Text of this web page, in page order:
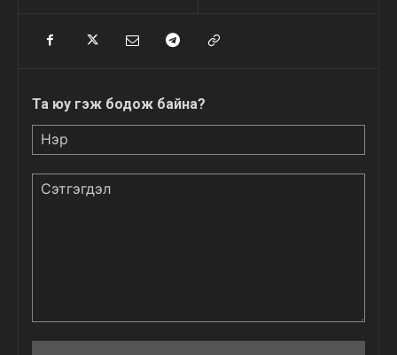
Та юу гэж бодож байна?